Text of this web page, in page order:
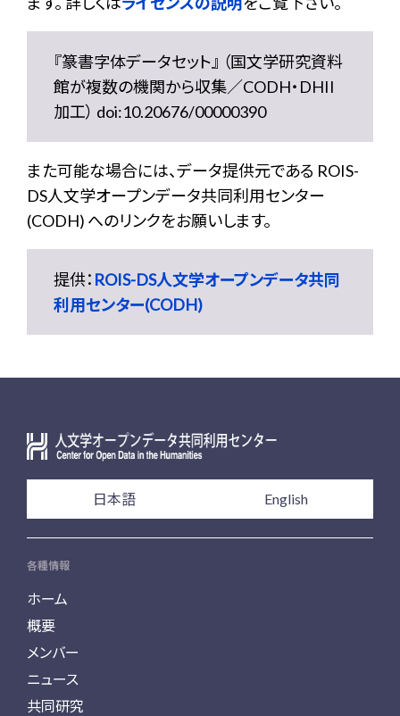
『篆書字体データセット』 （国文学研究資料
館が複数の機関から収集／CODH・DHII
加工） doi:10.20676/00000390
また可能な場合には、データ提供元である ROIS-
DS人文学オープンデータ共同利用センター
(CODH) へのリンクをお願いします。
提供： ROIS-DS人文学オープンデータ共同
利用センター(CODH)
日本語 English
各種情報
ホーム
概要
メンバー
ニュース
共同研究